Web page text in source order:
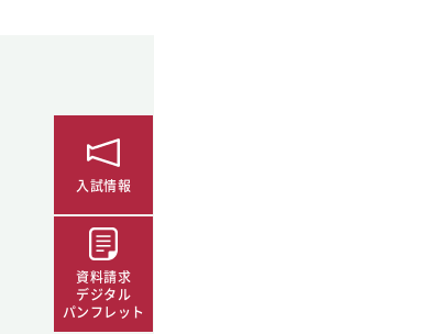
入試情報
資料請求
デジタル
パンフレット